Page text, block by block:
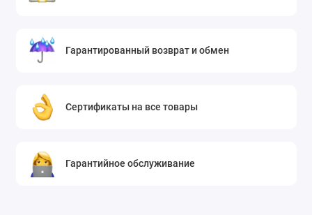
Гарантированный возврат и обмен
Сертификаты на все товары
Гарантийное обслуживание